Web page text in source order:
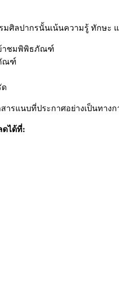
ศิลปากรนั้นเน้นความรู้ ทักษ
ข้าชมพิพิธภัณฑ์
ณฑ์
ด
สารแนบที่ประกาศอย่างเป็นทาง
ดได้ที่: